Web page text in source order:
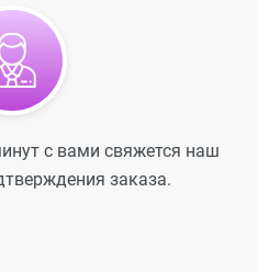
с вами свяжется наш
заказа.